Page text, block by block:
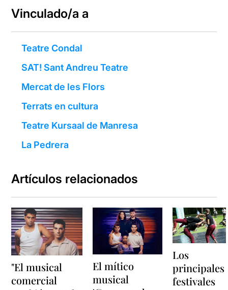
Vinculado/a a
Teatre Condal
SAT! Sant Andreu Teatre
Mercat de les Flors
Terrats en cultura
Teatre Kursaal de Manresa
La Pedrera
Artículos relacionados
"El musical
comercial
El mítico
musical
Los
principales
festivales